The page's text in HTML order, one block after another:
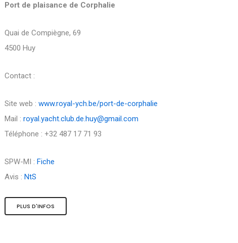
Port de plaisance de Corphalie
Quai de Compiègne, 69
4500 Huy
Contact :
Site web : www.royal-ych.be/port-de-corphalie
Mail : royal.yacht.club.de.huy@gmail.com
Téléphone : +32 487 17 71 93
SPW-MI : Fiche
Avis : NtS
PLUS D'INFOS